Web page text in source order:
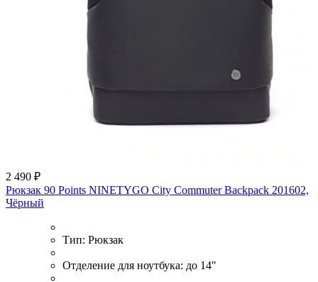
2 490 ₽
Рюкзак 90 Points NINETYGO City Commuter Backpack 201602,
Чёрный
Тип: Рюкзак
Отделение для ноутбука: до 14"